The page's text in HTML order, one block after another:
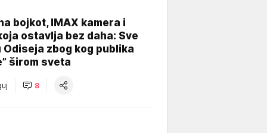
bojkot, IMAX kamera i
ostavlja bez daha: Sve
Odiseja zbog kog publika
širom sveta
8